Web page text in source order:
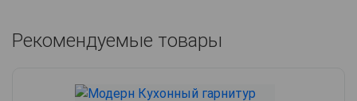
Рекомендуемые товары